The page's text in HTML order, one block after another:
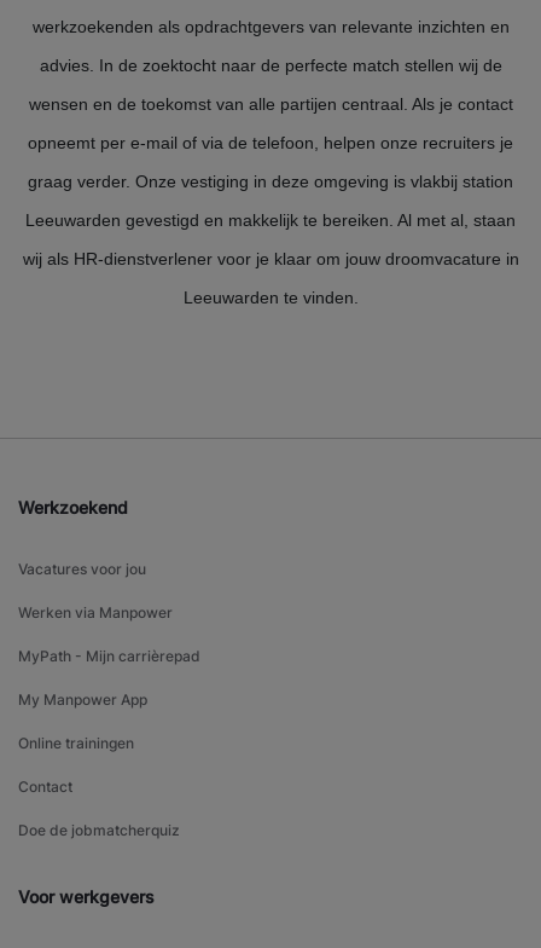
werkzoekenden als opdrachtgevers van relevante inzichten en
advies. In de zoektocht naar de perfecte match stellen wij de
wensen en de toekomst van alle partijen centraal. Als je contact
opneemt per e-mail of via de telefoon, helpen onze recruiters je
graag verder. Onze vestiging in deze omgeving is vlakbij station
Leeuwarden gevestigd en makkelijk te bereiken. Al met al, staan
wij als HR-dienstverlener voor je klaar om jouw droomvacature in
Leeuwarden te vinden.
Werkzoekend
Vacatures voor jou
Werken via Manpower
MyPath - Mijn carrièrepad
My Manpower App
Online trainingen
Contact
Doe de jobmatcherquiz
Voor werkgevers